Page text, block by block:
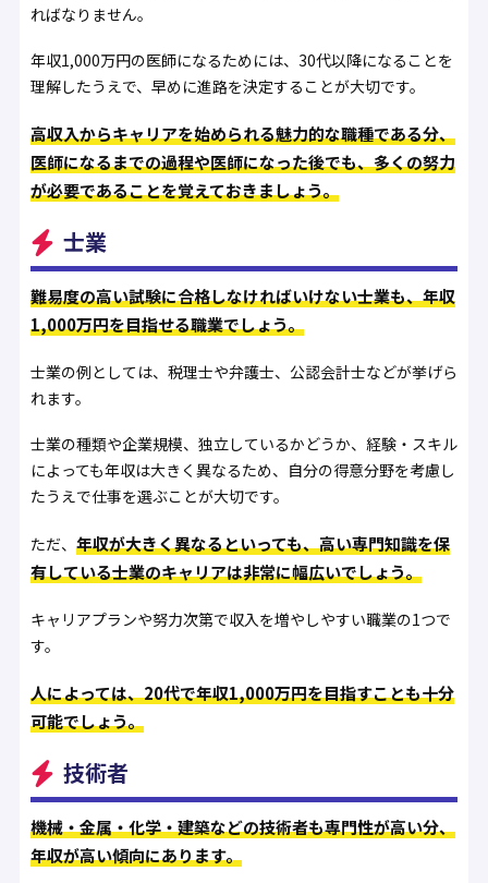
ればなりません。
年収1,000万円の医師になるためには、30代以降になることを
理解したうえで、早めに進路を決定することが大切です。
高収入からキャリアを始められる魅力的な職種である分、
医師になるまでの過程や医師になった後でも、多くの努力
が必要であることを覚えておきましょう。
士業
難易度の高い試験に合格しなければいけない士業も、年収
1,000万円を目指せる職業でしょう。
士業の例としては、税理士や弁護士、公認会計士などが挙げら
れます。
士業の種類や企業規模、独立しているかどうか、経験・スキル
によっても年収は大きく異なるため、自分の得意分野を考慮し
たうえで仕事を選ぶことが大切です。
ただ、 年収が大きく異なるといっても、高い専門知識を保
有している士業のキャリアは非常に幅広いでしょう。
キャリアプランや努力次第で収入を増やしやすい職業の1つで
す。
人によっては、20代で年収1,000万円を目指すことも十分
可能でしょう。
技術者
機械・金属・化学・建築などの技術者も専門性が高い分、
年収が高い傾向にあります。